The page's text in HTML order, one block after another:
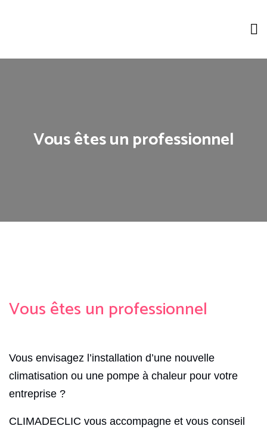
Vous êtes un professionnel
Vous êtes un professionnel
Vous envisagez l’installation d’une nouvelle
climatisation ou une pompe à chaleur pour votre
entreprise ?
CLIMADECLIC vous accompagne et vous conseil